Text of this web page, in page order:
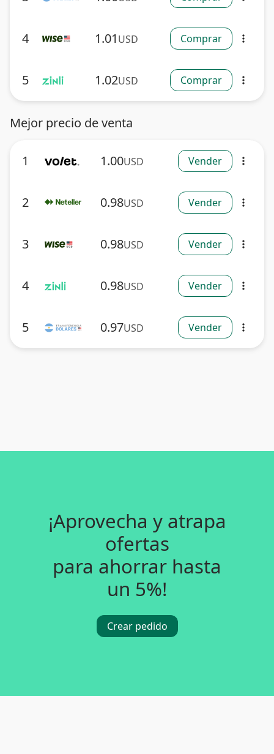
4 1.01 USD Comprar more_vert
5 1.02USD Comprar more_vert
Mejor precio de venta
1 1.00USD Vender more_vert
2 0.98USD Vender more_vert
3 0.98USD Vender more_vert
4 0.98USD Vender more_vert
5 0.97USD Vender more_vert
¡Aprovecha y atrapa
ofertas
para ahorrar hasta
un 5%!
Crear pedido